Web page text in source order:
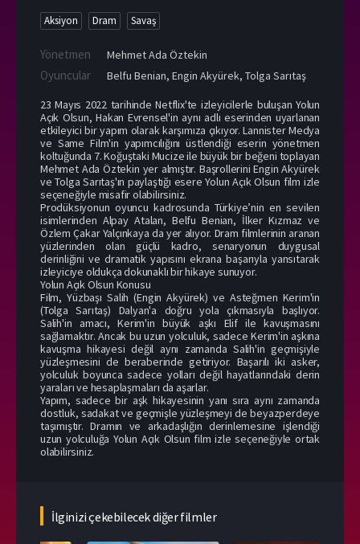
Aksiyon Dram Savaş
Yönetmen Mehmet Ada Öztekin
Oyuncular Belfu Benian, Engin Akyürek, Tolga Sarıtaş
23 Mayıs 2022 tarihinde Netflix'te izleyicilerle buluşan Yolun
Açık Olsun, Hakan Evrensel'in aynı adlı eserinden uyarlanan
etkileyici bir yapım olarak karşımıza çıkıyor. Lannister Medya
ve Same Film'in yapımcılığını üstlendiği eserin yönetmen
koltuğunda 7. Koğuştaki Mucize ile büyük bir beğeni toplayan
Mehmet Ada Öztekin yer almıştır. Başrollerini Engin Akyürek
ve Tolga Sarıtaş'ın paylaştığı esere Yolun Açık Olsun film izle
seçeneğiyle misafir olabilirsiniz.
Prodüksiyonun oyuncu kadrosunda Türkiye’nin en sevilen
isimlerinden Alpay Atalan, Belfu Benian, İlker Kızmaz ve
Özlem Çakar Yalçınkaya da yer alıyor. Dram filmlerinin aranan
yüzlerinden olan güçlü kadro, senaryonun duygusal
derinliğini ve dramatik yapısını ekrana başarıyla yansıtarak
izleyiciye oldukça dokunaklı bir hikaye sunuyor.
Yolun Açık Olsun Konusu
Film, Yüzbaşı Salih (Engin Akyürek) ve Asteğmen Kerim'in
(Tolga Sarıtaş) Dalyan'a doğru yola çıkmasıyla başlıyor.
Salih'in amacı, Kerim'in büyük aşkı Elif ile kavuşmasını
sağlamaktır. Ancak bu uzun yolculuk, sadece Kerim'in aşkına
kavuşma hikayesi değil aynı zamanda Salih'in geçmişiyle
yüzleşmesini de beraberinde getiriyor. Başarılı iki asker,
yolculuk boyunca sadece yolları değil hayatlarındaki derin
yaraları ve hesaplaşmaları da aşarlar.
Yapım, sadece bir aşk hikayesinin yanı sıra aynı zamanda
dostluk, sadakat ve geçmişle yüzleşmeyi de beyazperdeye
taşımıştır. Dramın ve arkadaşlığın derinlemesine işlendiği
uzun yolculuğa Yolun Açık Olsun film izle seçeneğiyle ortak
olabilirsiniz.
İlginizi çekebilecek diğer filmler